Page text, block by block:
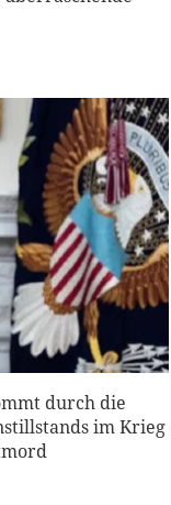
durch die
im Krieg